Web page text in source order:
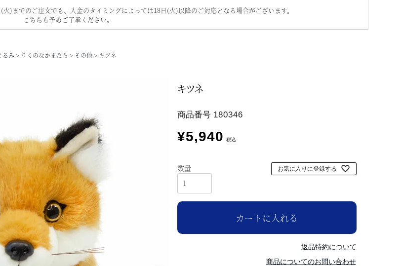
)までのご注文でも、入金のタイミングによっては18日(火)以降のご対応となる場合がございます。
こちらも予めご了承ください。
るみ りくのなかまたち その他 キツネ
キツネ
商品番号 180346
¥5,940 税込
お気に入りに登録する
カートに入れる
返品特約について
商品についてのお問い合わせ